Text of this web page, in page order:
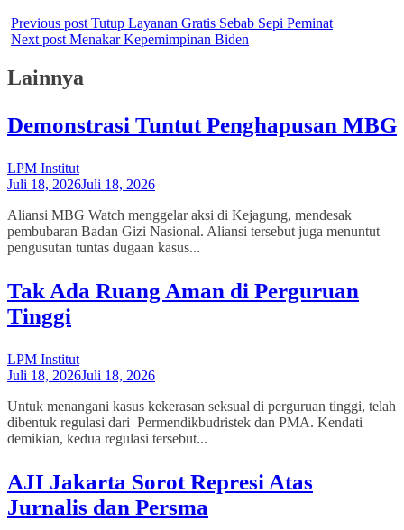
Previous post Tutup Layanan Gratis Sebab Sepi Peminat
Next post Menakar Kepemimpinan Biden
Lainnya
Demonstrasi Tuntut Penghapusan MBG
LPM Institut
Juli 18, 2026Juli 18, 2026
Aliansi MBG Watch menggelar aksi di Kejagung, mendesak
pembubaran Badan Gizi Nasional. Aliansi tersebut juga menuntut
pengusutan tuntas dugaan kasus...
Tak Ada Ruang Aman di Perguruan
Tinggi
LPM Institut
Juli 18, 2026Juli 18, 2026
Untuk menangani kasus kekerasan seksual di perguruan tinggi, telah
dibentuk regulasi dari Permendikbudristek dan PMA. Kendati
demikian, kedua regulasi tersebut...
AJI Jakarta Sorot Represi Atas
Jurnalis dan Persma